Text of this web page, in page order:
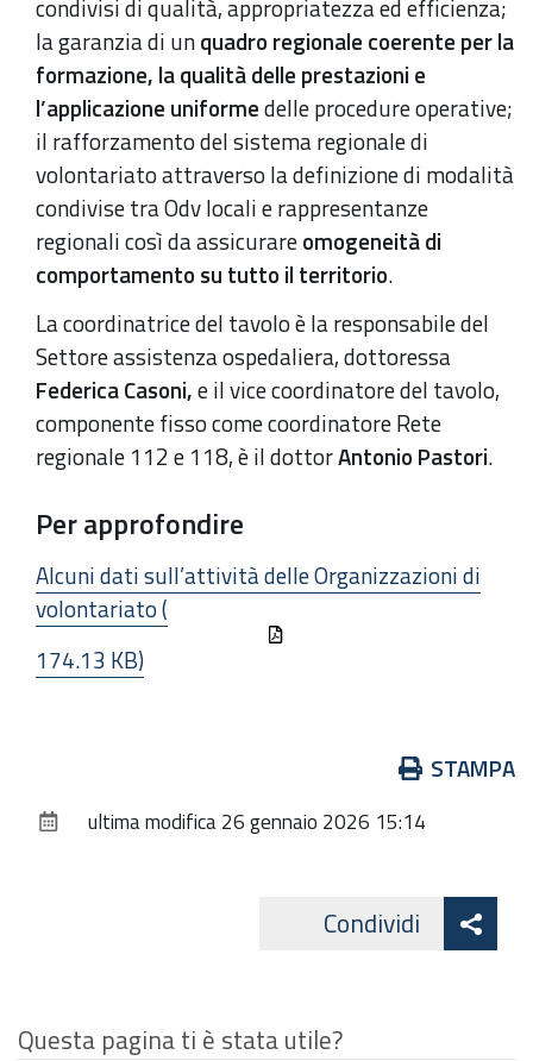
condivisi di qualità, appropriatezza ed efficienza;
la garanzia di unquadro regionale coerente per la
formazione, la qualità delle prestazioni e
l’applicazione uniformedelle procedure operative;
il rafforzamento del sistema regionale di
volontariato attraverso la definizione di modalità
condivise tra Odv locali e rappresentanze
regionali così da assicurareomogeneità di
comportamento su tutto il territorio.
La coordinatrice del tavolo è la responsabile del
Settore assistenza ospedaliera, dottoressa
Federica Casoni,e il vice coordinatore del tavolo,
componente fisso come coordinatore Rete
regionale 112 e 118, è il dottorAntonio Pastori.
Per approfondire
Alcuni dati sull’attività delle Organizzazioni di
volontariato (
174.13 KB)
documento
STAMPA
ultima modifica26 gennaio 2026 15:14
Condividi
Questa pagina ti è stata utile?